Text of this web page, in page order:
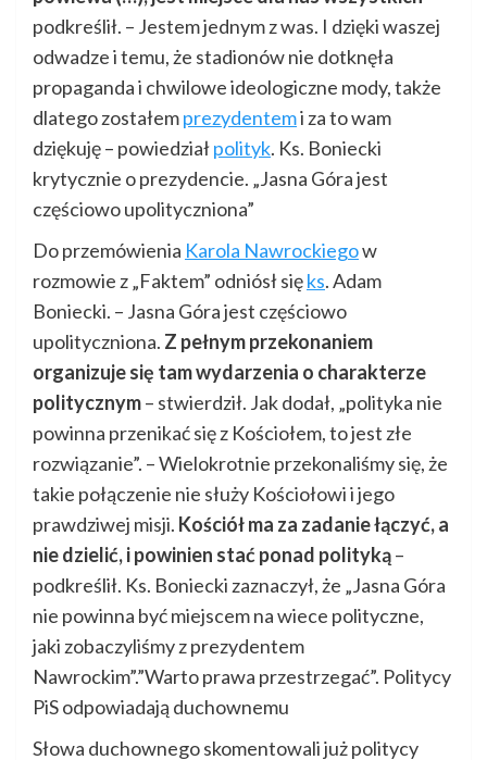
podkreślił. – Jestem jednym z was. I dzięki waszej
odwadze i temu, że stadionów nie dotknęła
propaganda i chwilowe ideologiczne mody, także
dlatego zostałemprezydentemi za to wam
dziękuję – powiedziałpolityk. Ks. Boniecki
krytycznie o prezydencie. „Jasna Góra jest
częściowo upolityczniona”
Do przemówienia Karola Nawrockiegow
rozmowie z „Faktem” odniósł sięks. Adam
Boniecki. – Jasna Góra jest częściowo
upolityczniona. Z pełnym przekonaniem
organizuje się tam wydarzenia o charakterze
politycznym– stwierdził. Jak dodał, „polityka nie
powinna przenikać się z Kościołem, to jest złe
rozwiązanie”. – Wielokrotnie przekonaliśmy się, że
takie połączenie nie służy Kościołowi i jego
prawdziwej misji. Kościół ma za zadanie łączyć, a
nie dzielić, i powinien stać ponad polityką–
podkreślił. Ks. Boniecki zaznaczył, że „Jasna Góra
nie powinna być miejscem na wiece polityczne,
jaki zobaczyliśmy z prezydentem
Nawrockim”.”Warto prawa przestrzegać”. Politycy
PiS odpowiadają duchownemu
Słowa duchownego skomentowali już politycy